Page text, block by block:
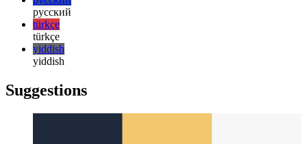
日本語
한국어
한국어
русский
русский
türkçe
yiddish